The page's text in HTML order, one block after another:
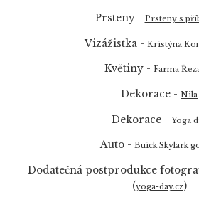
Prsteny - Prsteny s
Vizážistka - Kristýna
Květiny - Farma
Dekorace - Nila
Dekorace - Yoga
Auto - Buick Skylark
Dodatečná postprodukce
(yoga-day.cz)